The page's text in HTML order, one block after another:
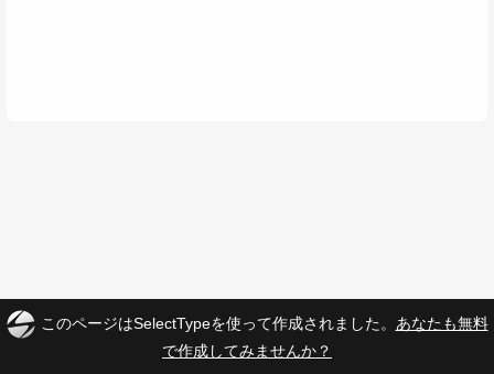
このページはSelectTypeを使って作成されました。 あなたも無料
で作成してみませんか？